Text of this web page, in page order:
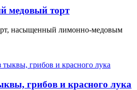
медовый торт
насыщенный лимонно-медовым
грибов и красного лука